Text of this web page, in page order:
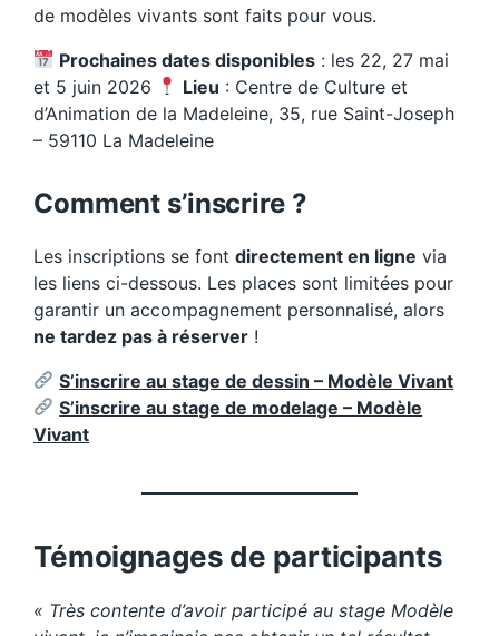
de modèles vivants sont faits pour vous.
Prochaines dates disponibles : les 22, 27 mai
et 5 juin 2026
Lieu : Centre de Culture et
d’Animation de la Madeleine, 35, rue Saint-Joseph
– 59110 La Madeleine
Comment s’inscrire ?
Les inscriptions se font directement en ligne via
les liens ci-dessous. Les places sont limitées pour
garantir un accompagnement personnalisé, alors
ne tardez pas à réserver !
S’inscrire au stage de dessin – Modèle Vivant
S’inscrire au stage de modelage – Modèle
Vivant
Témoignages de participants
« Très contente d’avoir participé au stage Modèle